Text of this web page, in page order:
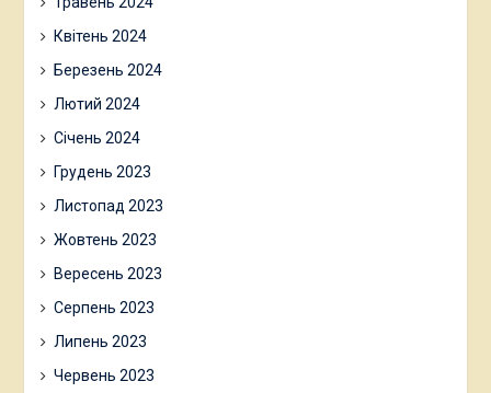
Квітень 2024
Березень 2024
Лютий 2024
Січень 2024
Грудень 2023
Листопад 2023
Жовтень 2023
Вересень 2023
Серпень 2023
Липень 2023
Червень 2023